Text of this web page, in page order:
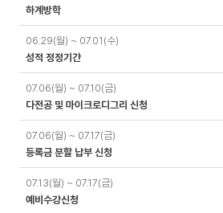
하계방학
06.29(월) ~ 07.01(수)
성적 정정기간
07.06(월) ~ 07.10(금)
다전공 및 마이크로디그리 신청
07.06(월) ~ 07.17(금)
등록금 분할 납부 신청
07.13(월) ~ 07.17(금)
예비수강신청